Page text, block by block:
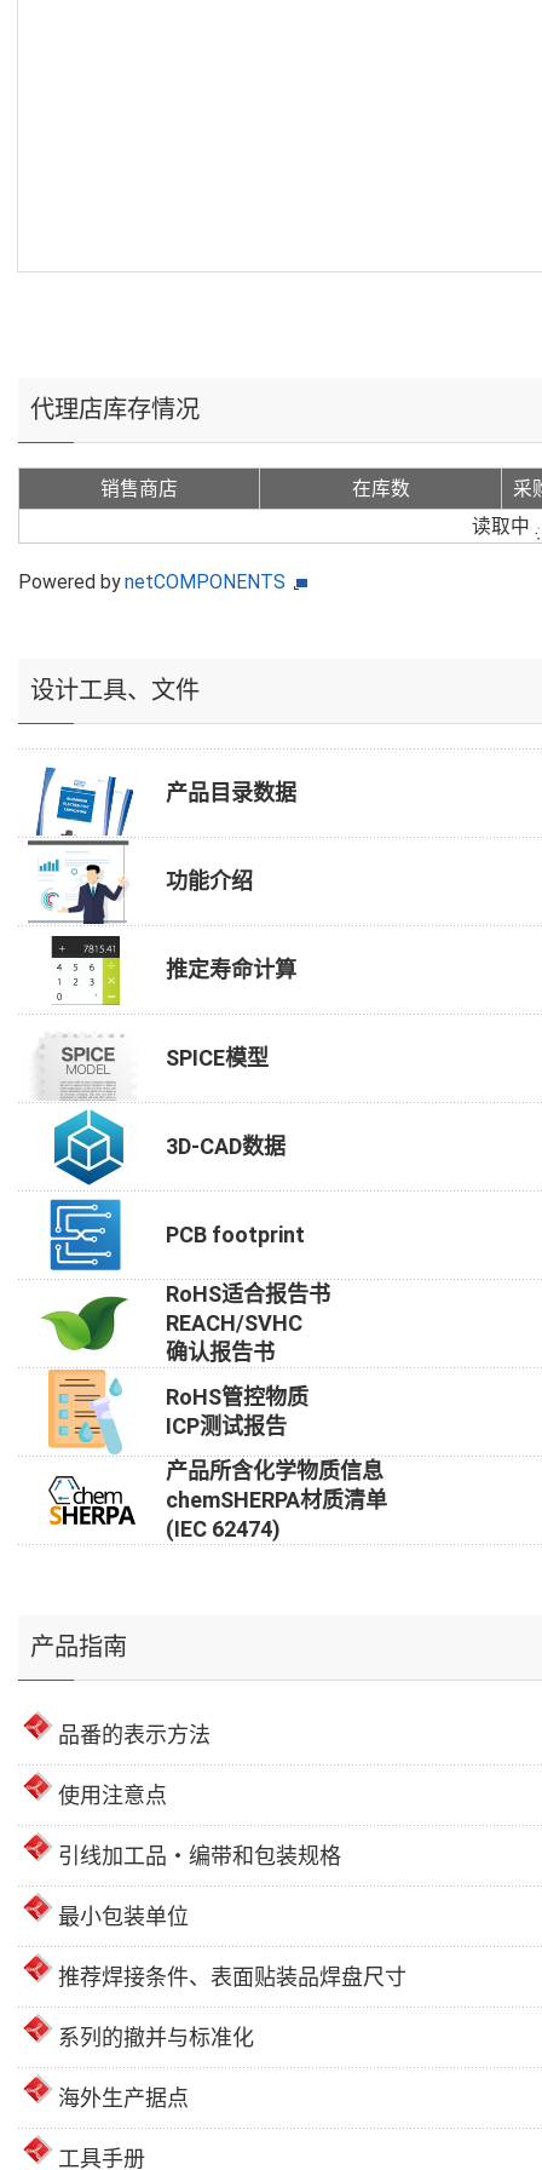
代理店库存情况
销售商店 在库数
采
读取中
Powered bynetCOMPONENTS
设计工具、文件
产品目录数据
功能介绍
推定寿命计算
SPICE模型
3D-CAD数据
PCB footprint
RoHS适合报告书
REACH/SVHC
确认报告书
RoHS管控物质
ICP测试报告
产品所含化学物质信息
chemSHERPA材质清单
(IEC 62474)
产品指南
品番的表示方法
使用注意点
引线加工品・编带和包装规格
最小包装单位
推荐焊接条件、表面贴装品焊盘尺寸
系列的撤并与标准化
海外生产据点
工具手册